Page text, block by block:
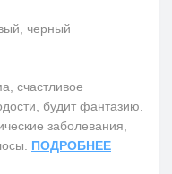
черный
счастливое
будит фантазию.
заболевания,
ПОДРОБНЕЕ